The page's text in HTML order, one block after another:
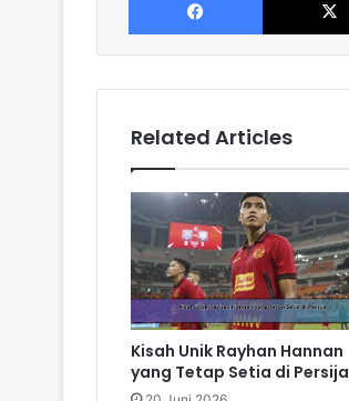
Related Articles
Kisah Unik Rayhan Hannan
yang Tetap Setia di Persija